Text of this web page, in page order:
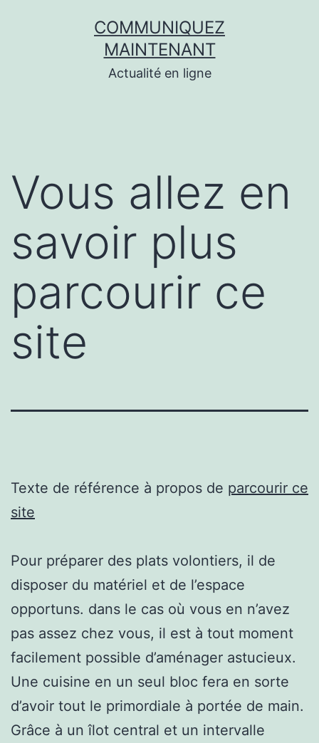
COMMUNIQUEZ
MAINTENANT
Actualité en ligne
Vous allez en
savoir plus
parcourir ce
site
Texte de référence à propos de parcourir ce
site
Pour préparer des plats volontiers, il de
disposer du matériel et de l’espace
opportuns. dans le cas où vous en n’avez
pas assez chez vous, il est à tout moment
facilement possible d’aménager astucieux.
Une cuisine en un seul bloc fera en sorte
d’avoir tout le primordiale à portée de main.
Grâce à un îlot central et un intervalle